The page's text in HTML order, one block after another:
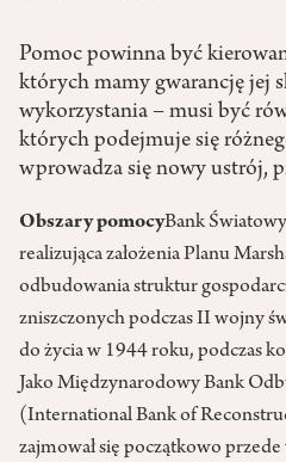
Pomoc powinna być
których mamy gwarancję jej
wykorzystania – musi być
których podejmuje się
wprowadza się nowy ustrój,
Obszary pomocyBank
realizująca założenia Planu
odbudowania struktur
zniszczonych podczas II wojny
do życia w 1944 roku, podczas
Jako Międzynarodowy Bank
(International Bank of
zajmował się początkowo